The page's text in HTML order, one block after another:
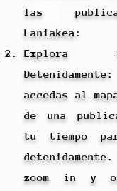
las
Laniakea:
Explora
accedas al
de una
tu tiempo
zoom in y